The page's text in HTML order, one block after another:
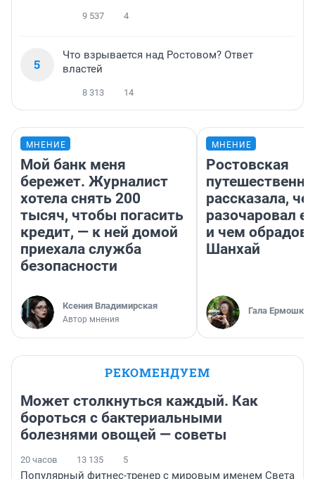
9 537 4
5
Что взрывается над Ростовом? Ответ
властей
8 313 14
МНЕНИЕ
Мой банк меня
бережет. Журналист
хотела снять 200
тысяч, чтобы погасить
кредит, — к ней домой
приехала служба
безопасности
Ксения Владимирская
Автор мнения
МНЕНИЕ
Ростовская
рассказала,
разочаровал
и чем
Шанхай
Гала
РЕКОМЕНДУЕМ
Может столкнуться каждый. Как
бороться с бактериальными
болезнями овощей — советы
20 часов 13 135 5
Популярный фитнес-тренер с мировым именем Света